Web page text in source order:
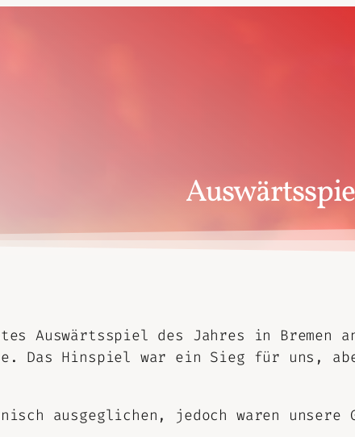
Auswärtsspiel des Jahres in Bremen
Das Hinspiel war ein Sieg für uns,
ausgeglichen, jedoch waren unsere